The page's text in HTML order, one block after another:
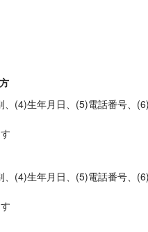
(4)生年月日、(5)電話番号、
(4)生年月日、(5)電話番号、